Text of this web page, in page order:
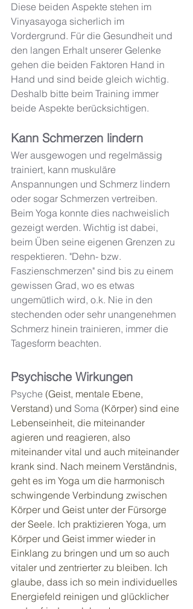
Diese beiden Aspekte stehen im
Vinyasayoga sicherlich im
Vordergrund. Für die Gesundheit und
den langen Erhalt unserer Gelenke
gehen die beiden Faktoren Hand in
Hand und sind beide gleich wichtig.
Deshalb bitte beim Training immer
beide Aspekte berücksichtigen.
Kann Schmerzen lindern
Wer ausgewogen und regelmässig
trainiert, kann muskuläre
Anspannungen und Schmerz lindern
oder sogar Schmerzen vertreiben.
Beim Yoga konnte dies nachweislich
gezeigt werden. Wichtig ist dabei,
beim Üben seine eigenen Grenzen zu
respektieren. "Dehn- bzw.
Faszienschmerzen" sind bis zu einem
gewissen Grad, wo es etwas
ungemütlich wird, o.k. Nie in den
stechenden oder sehr unangenehmen
Schmerz hinein trainieren, immer die
Tagesform beachten.
Psychische Wirkungen
Psyche (Geist, mentale Ebene,
Verstand) und Soma (Körper) sind eine
Lebenseinheit, die miteinander
agieren und reagieren, also
miteinander vital und auch miteinander
krank sind. Nach meinem Verständnis,
geht es im Yoga um die harmonisch
schwingende Verbindung zwischen
Körper und Geist unter der Fürsorge
der Seele. Ich praktizieren Yoga, um
Körper und Geist immer wieder in
Einklang zu bringen und um so auch
vitaler und zentrierter zu bleiben. Ich
glaube, dass ich so mein individuelles
Energiefeld reinigen und glücklicher